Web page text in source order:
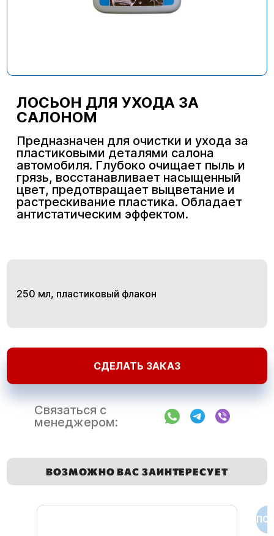
ЛОСЬОН ДЛЯ УХОДА ЗА
САЛОНОМ
Предназначен для очистки и ухода за
пластиковыми деталями салона
автомобиля. Глубоко очищает пыль и
грязь, восстанавливает насыщенный
цвет, предотвращает выцветание и
растрескивание пластика. Обладает
антистатическим эффектом.
250 мл, пластиковый флакон
Связаться с
менеджером:
СДЕЛАТЬ ЗАКАЗ
ВОЗМОЖНО ВАС ЗАИНТЕРЕСУЕТ